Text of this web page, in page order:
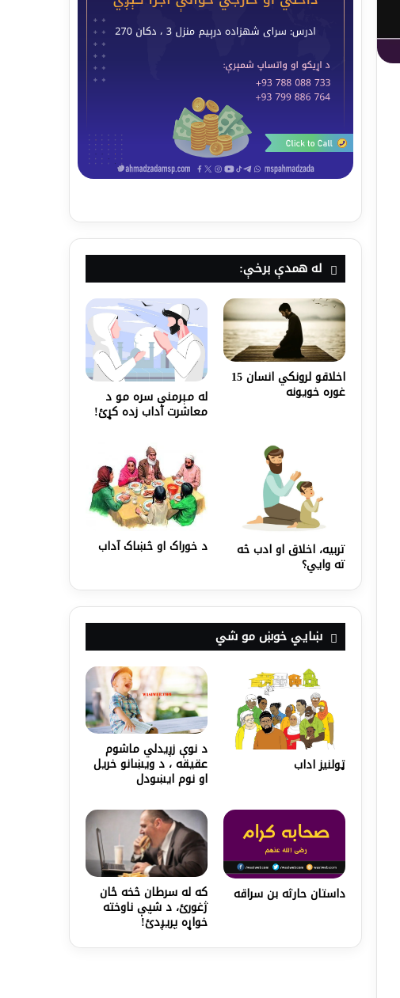
له همدې برخې:
اخلاقو لرونکي انسان 15
غوره خویونه له مېرمنې سره مو د
معاشرت آداب زده کړئ!
تربیه، اخلاق او ادب څه
ته وایي؟
د خوراک او څښاک آداب
ښايي خوښ مو شي
ټولنیز اداب
د نوې زږيدلي ماشوم
عقيقه ، د ويښانو خريل
او نوم ايښودل
داستان حارثه بن سراقه که له سرطان څخه ځان
ژغورئ، د شپې ناوخته
خواړه پریږدئ!